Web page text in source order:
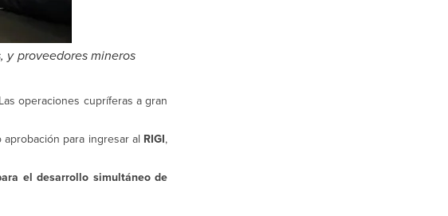
y proveedores mineros
operaciones cupríferas a gran
para ingresar al RIGI,
el desarrollo simultáneo de